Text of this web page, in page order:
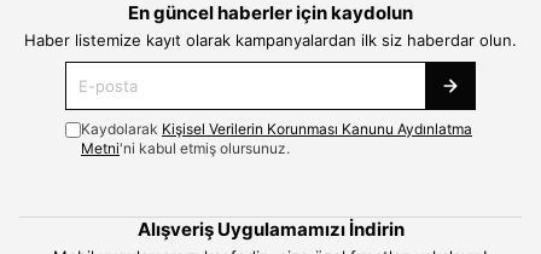
En güncel haberler için kaydolun
Haber listemize kayıt olarak kampanyalardan ilk siz haberdar olun.
Kaydolarak Kişisel Verilerin Korunması Kanunu Aydınlatma
Metni'ni kabul etmiş olursunuz.
Alışveriş Uygulamamızı İndirin